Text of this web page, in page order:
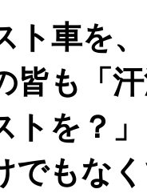
車を
皆も「
トを？
もなく